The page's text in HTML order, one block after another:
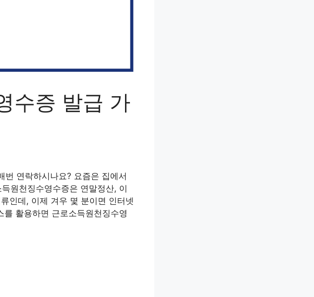
수증 발급 가
번 연락하시나요? 요즘은 집에서
원천징수영수증은 연말정산, 이
인데, 이제 겨우 몇 분이면 인터넷
활용하면 근로소득원천징수영